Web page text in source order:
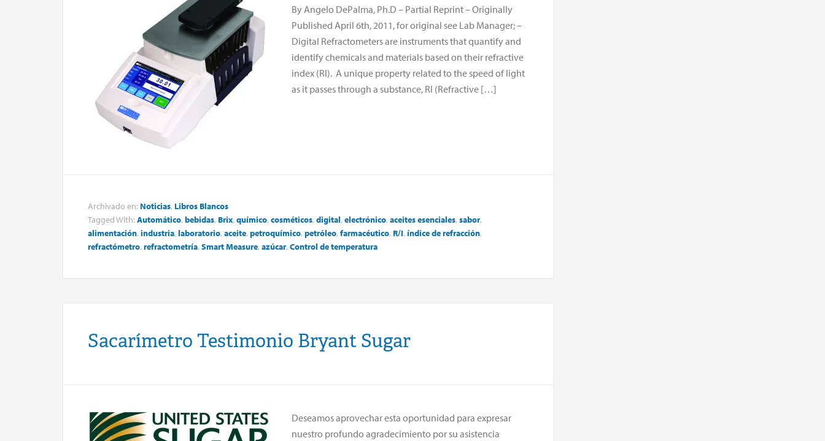
By Angelo DePalma, Ph.D – Partial Reprint – Originally
Published April 6th, 2011, for original see Lab Manager; –
Digital Refractometers are instruments that quantify and
identify chemicals and materials based on their refractive
index (RI). A unique property related to the speed of light
as it passes through a substance, RI (Refractive […]
Archivado en: Noticias, Libros Blancos
Tagged With: Automático, bebidas, Brix, químico, cosméticos, digital, electrónico, aceites esenciales, sabor,
alimentación, industria, laboratorio, aceite, petroquímico, petróleo, farmacéutico, R/I, índice de refracción,
refractómetro, refractometría, Smart Measure, azúcar, Control de temperatura
Sacarímetro Testimonio Bryant Sugar
Deseamos aprovechar esta oportunidad para expresar
nuestro profundo agradecimiento por su asistencia